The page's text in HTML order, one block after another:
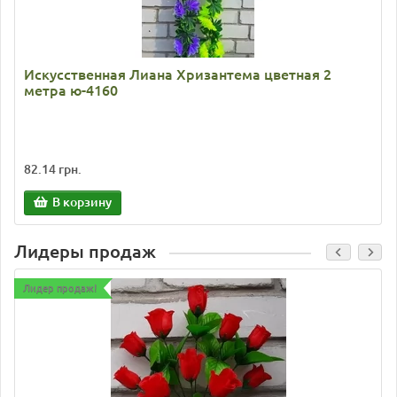
Искусственная Лиана Хризантема цветная 2
метра ю-4160
82.14 грн.
В корзину
Лидеры продаж
Лидер продаж!